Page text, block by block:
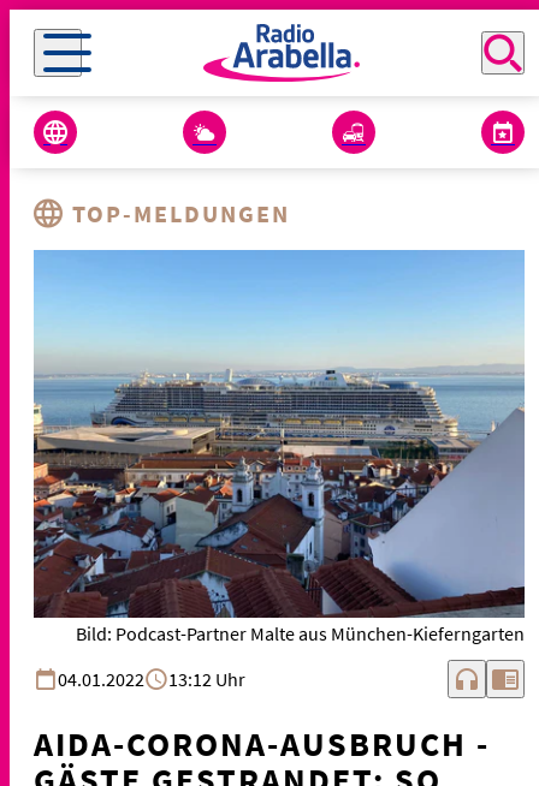
TOP-MELDUNGEN
Bild: Podcast-Partner Malte aus München-Kieferngarten
04.01.2022
13:12 Uhr headphones chrome_reader_mode
AIDA-CORONA-AUSBRUCH -